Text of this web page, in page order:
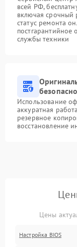
всей РФ,
включая срочный
статус ремонта
постгарантийное
службы техники
Использование
аккуратная
резервное
восстановление
Цены
Настройка BIOS